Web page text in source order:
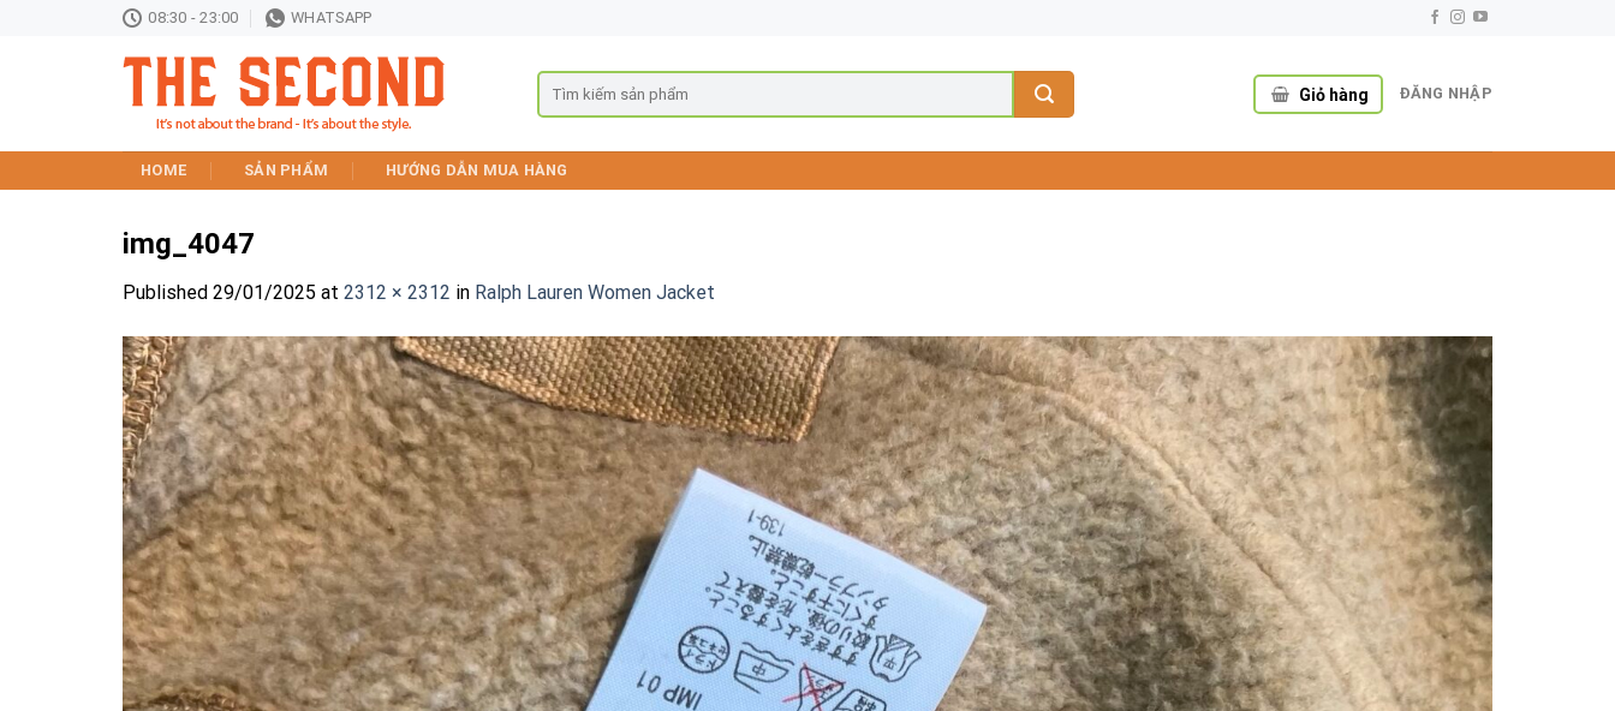
08:30 - 23:00 WHATSAPP
Giỏ hàng ĐĂNG NHẬP
HOME SẢN PHẨM HƯỚNG DẪN MUA HÀNG
img_4047
Published 29/01/2025 at 2312 × 2312 in Ralph Lauren Women Jacket